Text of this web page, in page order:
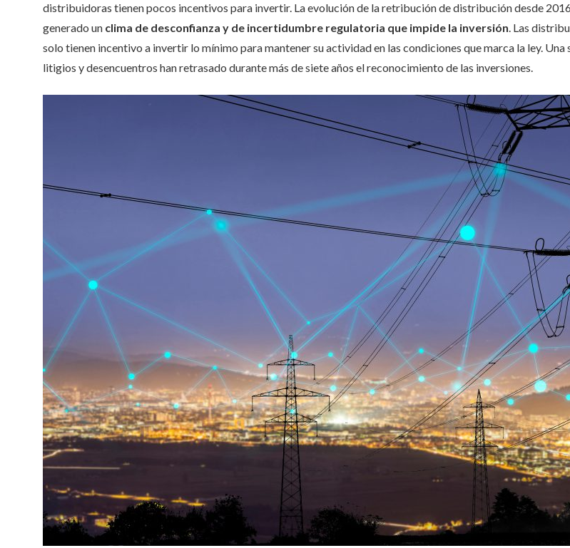
distribuidoras tienen pocos incentivos para invertir. La evolución de la retribución de distribución desde
generado un clima de desconfianza y de incertidumbre regulatoria que impide la inversión. Las
solo tienen incentivo a invertir lo mínimo para mantener su actividad en las condiciones que marca la ley. Una
litigios y desencuentros han retrasado durante más de siete años el reconocimiento de las inversiones.